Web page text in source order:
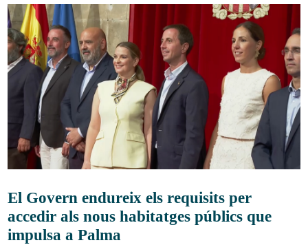
El Govern endureix els requisits per
accedir als nous habitatges públics que
impulsa a Palma